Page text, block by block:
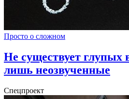
Просто о сложном
Не существует глупых
лишь неозвученные
Спецпроект